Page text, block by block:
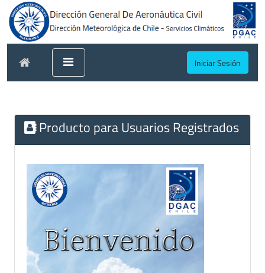
Iniciar Sesión
Producto para Usuarios Registrados